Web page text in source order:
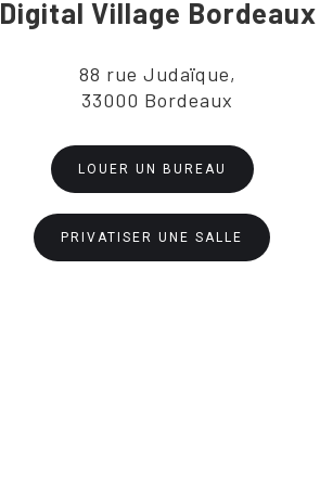
Digital Village Bordeaux
88 rue Judaïque,
33000 Bordeaux
LOUER UN BUREAU
PRIVATISER UNE SALLE